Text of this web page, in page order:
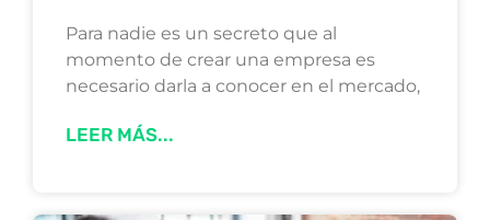
Para nadie es un secreto que al
momento de crear una empresa es
necesario darla a conocer en el mercado,
LEER MÁS...